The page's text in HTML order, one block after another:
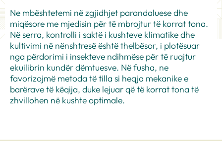
Ne mbështetemi në zgjidhjet parandaluese dhe
miqësore me mjedisin për të mbrojtur të korrat tona.
Në serra, kontrolli i saktë i kushteve klimatike dhe
kultivimi në nënshtresë është thelbësor, i plotësuar
nga përdorimi i insekteve ndihmëse për të ruajtur
ekuilibrin kundër dëmtuesve. Në fusha, ne
favorizojmë metoda të tilla si heqja mekanike e
barërave të këqija, duke lejuar që të korrat tona të
zhvillohen në kushte optimale.